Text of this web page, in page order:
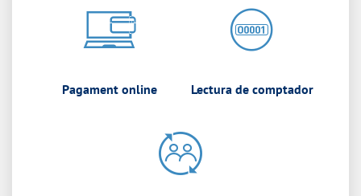
Pagament online Lectura de comptador